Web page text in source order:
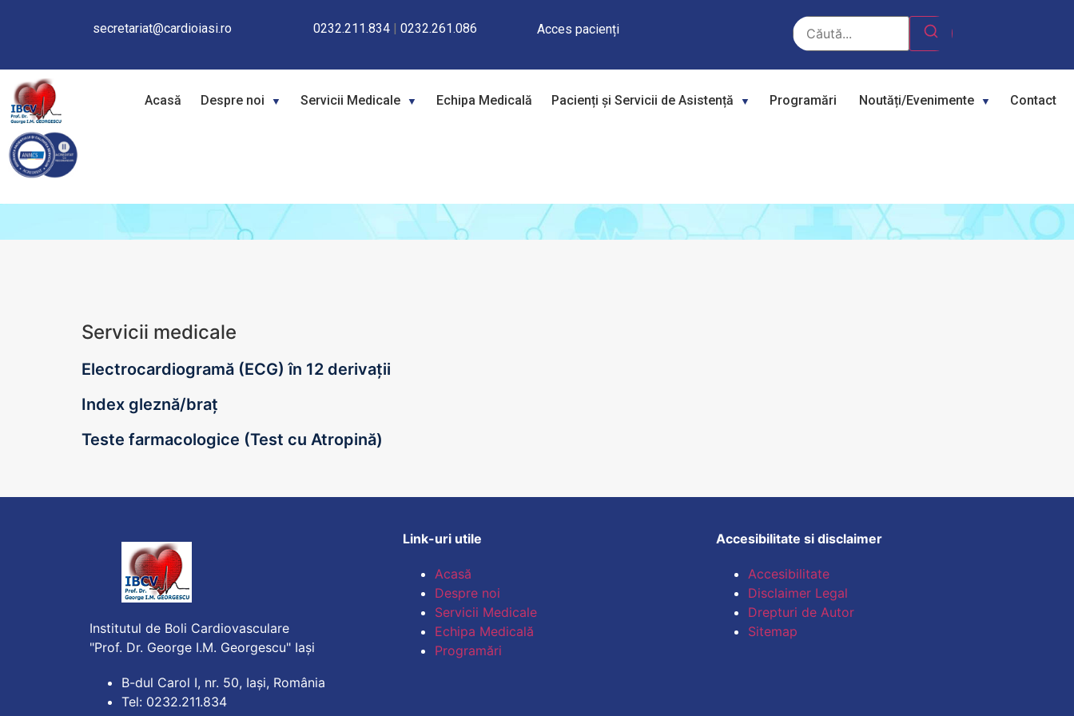
secretariat@cardioiasi.ro 0232.211.834 | 0232.261.086 Acces pacienți
Acasă Despre noi Servicii Medicale Echipa Medicală Pacienți și Servicii de Asistență Programări Noutăți/Evenimente Contact
Servicii medicale
Electrocardiogramă (ECG) în 12 derivații
Index gleznă/braț
Teste farmacologice (Test cu Atropină)
Institutul de Boli Cardiovasculare
"Prof. Dr. George I.M. Georgescu" Iași
B-dul Carol I, nr. 50, Iași, România
Tel: 0232.211.834
Link-uri utile
Acasă
Despre noi
Servicii Medicale
Echipa Medicală
Programări
Accesibilitate si disclaimer
Accesibilitate
Disclaimer Legal
Drepturi de Autor
Sitemap